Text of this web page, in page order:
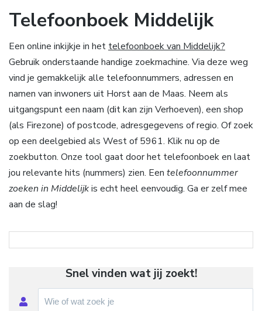
Telefoonboek Middelijk
Een online inkijkje in het telefoonboek van Middelijk?
Gebruik onderstaande handige zoekmachine. Via deze weg
vind je gemakkelijk alle telefoonnummers, adressen en
namen van inwoners uit Horst aan de Maas. Neem als
uitgangspunt een naam (dit kan zijn Verhoeven), een shop
(als Firezone) of postcode, adresgegevens of regio. Of zoek
op een deelgebied als West of 5961. Klik nu op de
zoekbutton. Onze tool gaat door het telefoonboek en laat
jou relevante hits (nummers) zien. Een telefoonnummer
zoeken in Middelijkis echt heel eenvoudig. Ga er zelf mee
aan de slag!
Snel vinden wat jij zoekt!